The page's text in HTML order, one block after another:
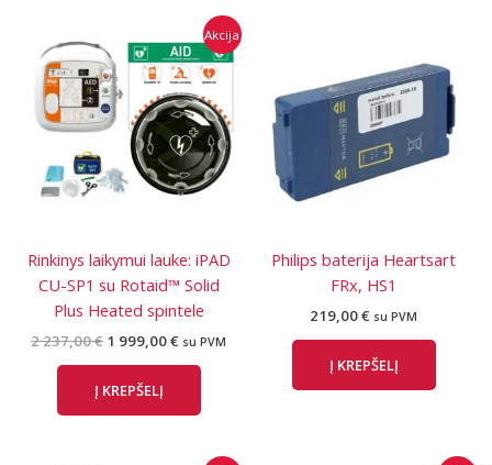
Akcija
Rinkinys laikymui lauke: iPAD
CU-SP1 su Rotaid™ Solid
Plus Heated spintele
2 237,00€ Original
2
237,00 €.
1 999,00€ Current
999,00 €.
su PVM
Į KREPŠELĮ
Philips baterija Heartsart
FRx, HS1
219,00€ su PVM
Į KREPŠELĮ